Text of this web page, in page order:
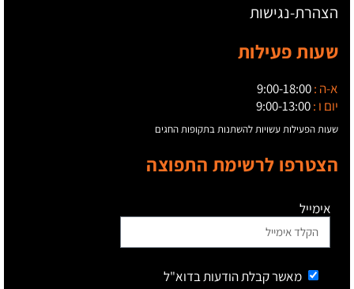
הצהרת-נגישות
שעות פעילות
א-ה :9:00-18:00
יום ו :9:00-13:00
שעות הפעילות עשויות להשתנות בתקופות החגים
הצטרפו לרשימת התפוצה
אימייל
מאשר קבלת הודעות בדוא"ל